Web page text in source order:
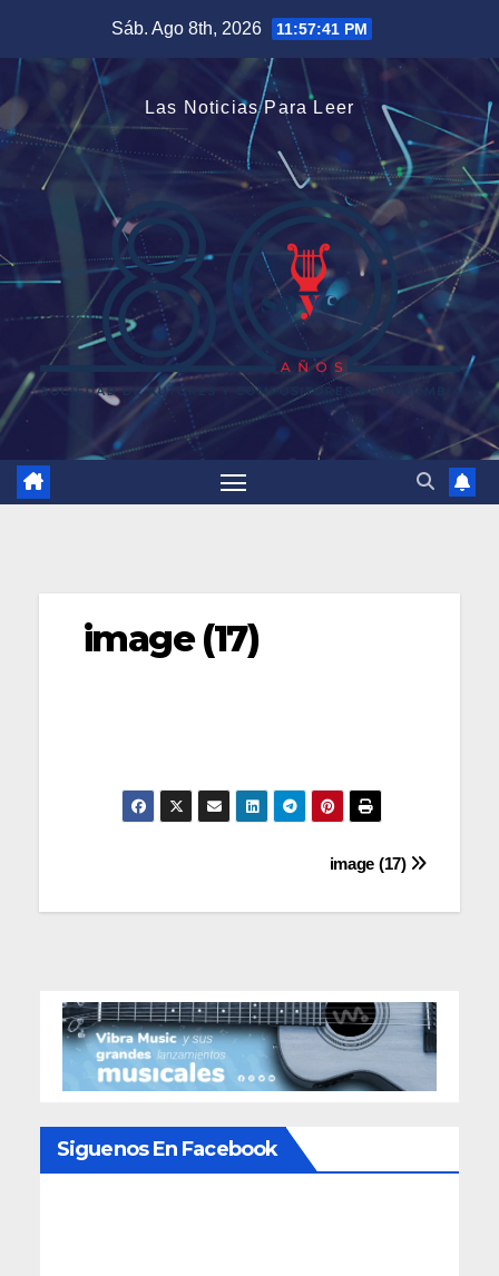
contenido
Sáb. Ago 8th, 2026 11:57:42 PM
Las Noticias Para Leer
image (17)
de
image (17)
Siguenos En Facebook